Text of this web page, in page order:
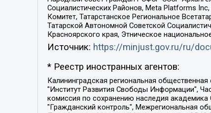
Социалистических Районов, Meta Platforms
Комитет, Татарстанское Региональное
Татарской Автономной Советской
Красноярского края, Этническое
Источник: https://minjust.gov.ru/ru/
* Реестр иностранных агентов:
Калининградская региональная общественная организация "Экозащита!-Женсовет", Фонд содействия защите прав и свобод граждан "Общественный вердикт", Фонд "Институт Развития Свободы Информации", Частное учреждение "Информационное агентство МЕМО. РУ", Региональная общественная организация "Общественная комиссия по сохранению наследия академика Сахарова", Фонд поддержки свободы прессы, Санкт-Петербургская общественная правозащитная организация "Гражданский контроль", Межрегиональная общественная организация "Информационно-просветительский центр "Мемориал", Региональный Фонд "Центр Защиты Прав Средств Массовой Информации", с 05.12.2023 Фонд "Центр Защиты Прав Средств массовой информации", Региональная общественная благотворительная организация помощи беженцам и мигрантам "Гражданское содействие", Негосударственное образовательное учреждение дополнительного профессионального образования (повышение квалификации) специалистов "АКАДЕМИЯ ПО ПРАВАМ ЧЕЛОВЕКА", Свердловская региональная общественная организация "Сутяжник", Автономная некоммерческая организация "Центр независимых социологических исследований", Союз общественных объединений "Российский исследовательский центр по правам человека", Региональное общественное учреждение научно-информационный центр "МЕМОРИАЛ", Некоммерческая организация "Фонд защиты гласности", Автономная некоммерческая организация "Институт прав человека", Городская общественная организация "Екатеринбургское общество "МЕМОРИАЛ", Городская общественная организация "Рязанское историко-просветительское и правозащитное общество "Мемориал" (Рязанский Мемориал), Челябинский региональный орган общественной самодеятельности – женское общественное объединение "Женщины Евразии", Челябинский региональный орган общественной самодеятельности "Уральская правозащитная группа", Фонд содействия защите здоровья и социальной справедливости имени Андрея Рылькова, Автономная Некоммерческая Организация "Аналитический Центр Юрия Левады", Автономная некоммерческая организация социальной поддержки населения "Проект Апрель", Региональная общественная организация помощи женщинам и детям, находящимся в кризисной ситуации "Информационно-методический центр "Анна", Фонд содействия развитию массовых коммуникаций и правовому просвещению "Так-так-Так", Фонд содействия устойчивому развитию "Серебряная тайга", Свердловский региональный общественный фонд социальных проектов "Новое время", "Idel.Реалии", Кавказ.Реалии, Крым.Реалии, Телеканал Настоящее Время, Татаро-башкирская служба Радио Свобода (Azatliq Radiosi), Радио Свободная Европа/Радио Свобода (PCE/PC), "Сибирь.Реалии", "Фактограф", Благотворительный фонд помощи осужденным и их семьям, Автономная некоммерческая организация "Институт глобализации и социальных